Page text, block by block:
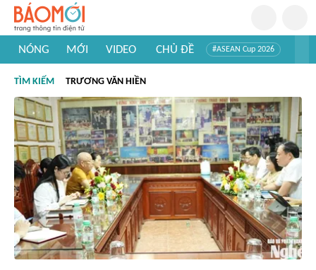
NÓNG MỚI VIDEO CHỦ ĐỀ #ASEAN Cup 2026
#Khám phá thế giới
TÌM KIẾM TRƯƠNG VĂN HIỀN